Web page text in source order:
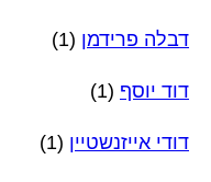
דבלה פרידמן (1)
דוד יוסף (1)
דודי אייזנשטיין (1)